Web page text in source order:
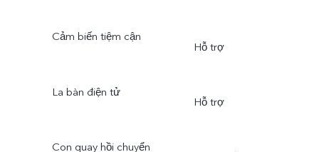
Cảm biến tiệm cận
Hỗ trợ
La bàn điện tử
Hỗ trợ
Con quay hồi chuyển